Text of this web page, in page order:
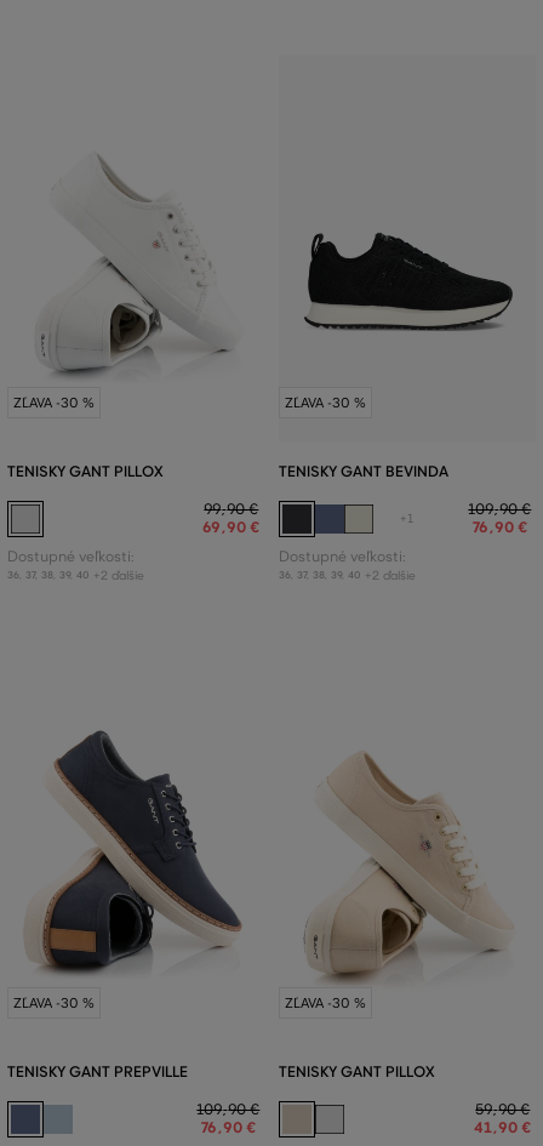
ZĽAVA -30 %
TENISKY GANT PILLOX
99,90 €
69,90 €
Dostupné veľkosti:
36 37, 38 39, 40 +2 ďalšie
ZĽAVA -30 %
TENISKY GANT BEVINDA
+1
109,90 €
76,90 €
Dostupné veľkosti:
36 37, 38 39, 40 +2 ďalšie
ZĽAVA -30 %
TENISKY GANT PREPVILLE
109,90 €
76,90 €
ZĽAVA -30 %
TENISKY GANT PILLOX
59,90 €
41,90 €